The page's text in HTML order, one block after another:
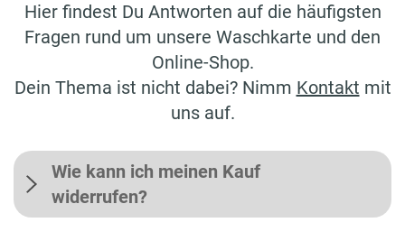
Hier findest Du Antworten auf die häufigsten
Fragen rund um unsere Waschkarte und den
Online-Shop.
Dein Thema ist nicht dabei? Nimm Kontakt mit
uns auf.
Wie kann ich meinen Kauf
widerrufen?